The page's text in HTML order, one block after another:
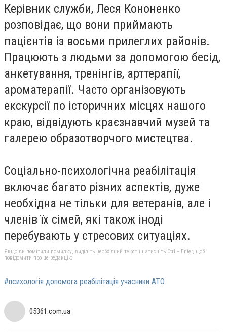
Керівник служби, Леся Кононенко
розповідає, що вони приймають
пацієнтів із восьми прилеглих районів.
Працюють з людьми за допомогою бесід,
анкетування, тренінгів, арттерапії,
ароматерапії. Часто організовують
екскурсії по історичних місцях нашого
краю, відвідують краєзнавчий музей та
галерею образотворчого мистецтва.
Соціально-психологічна реабілітація
включає багато різних аспектів, дуже
необхідна не тільки для ветеранів, але і
членів їх сімей, які також іноді
перебувають у стресових ситуаціях.
Якщо ви помітили помилку, виділіть необхідний текст і натисніть Ctrl + Enter, щоб
повідомити про це редакцію
#психологія допомога реабілітація учасники АТО
05361.com.ua